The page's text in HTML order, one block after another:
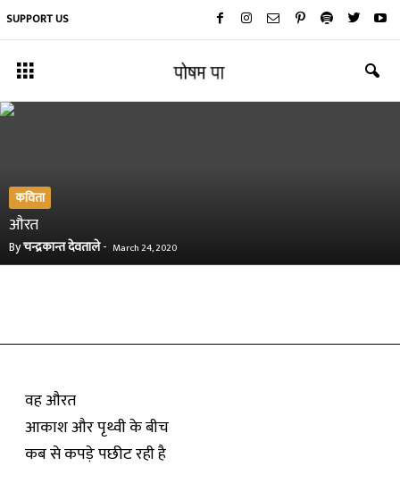
SUPPORT US
कविता
औरत
Byचन्द्रकान्त देवताले- March 24, 2020
वह औरत
आकाश और पृथ्वी के बीच
कब से कपड़े पछीट रही है